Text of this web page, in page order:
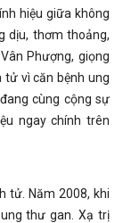
hiệu giữa không
dịu, thơm thoảng,
Phượng, giọng
tử vì căn bệnh ung
cùng cộng sự
ngay chính trên
tử. Năm 2008, khi
thư gan. Xạ trị